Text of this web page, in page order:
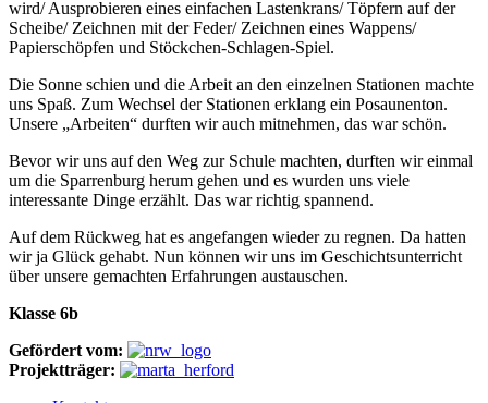
wird/ Ausprobieren eines einfachen Lastenkrans/ Töpfern auf der
Scheibe/ Zeichnen mit der Feder/ Zeichnen eines Wappens/
Papierschöpfen und Stöckchen-Schlagen-Spiel.
Die Sonne schien und die Arbeit an den einzelnen Stationen machte
uns Spaß. Zum Wechsel der Stationen erklang ein Posaunenton.
Unsere „Arbeiten“ durften wir auch mitnehmen, das war schön.
Bevor wir uns auf den Weg zur Schule machten, durften wir einmal
um die Sparrenburg herum gehen und es wurden uns viele
interessante Dinge erzählt. Das war richtig spannend.
Auf dem Rückweg hat es angefangen wieder zu regnen. Da hatten
wir ja Glück gehabt. Nun können wir uns im Geschichtsunterricht
über unsere gemachten Erfahrungen austauschen.
Klasse 6b
Gefördert vom:
Projektträger: